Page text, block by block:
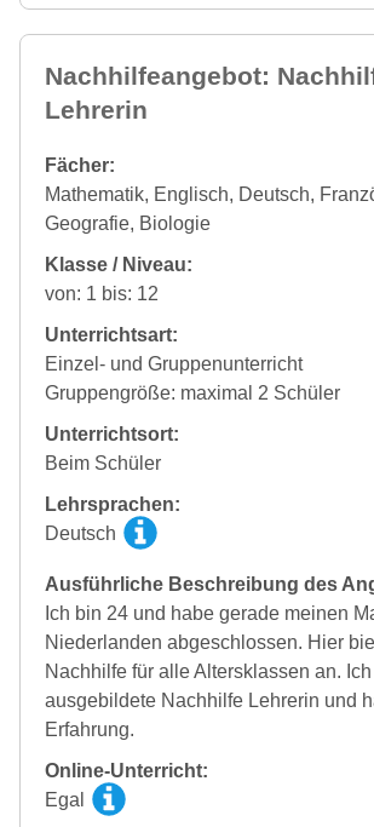
Nachhilfeangebot:
Lehrerin
Fächer:
Mathematik, Englisch, Deutsch,
Geografie, Biologie
Klasse / Niveau:
von: 1 bis: 12
Unterrichtsart:
Einzel- und Gruppenunterricht
Gruppengröße: maximal 2 Schüler
Unterrichtsort:
Beim Schüler
Lehrsprachen:
Deutsch
Ausführliche Beschreibung des
Ich bin 24 und habe gerade meinen
Niederlanden abgeschlossen. Hier
Nachhilfe für alle Altersklassen an.
ausgebildete Nachhilfe Lehrerin und
Erfahrung.
Online-Unterricht:
Egal